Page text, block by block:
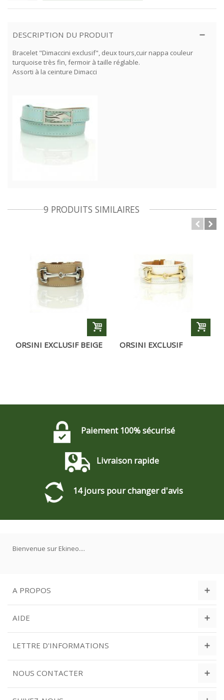
DESCRIPTION DU PRODUIT
Bracelet "Dimaccini exclusif", deux tours,cuir nappa couleur
turquoise très fin, fermoir à taille réglable.
Assorti à la ceinture Dimacci
9 PRODUITS SIMILAIRES
ORSINI EXCLUSIF BEIGE
ORSINI EXCLUSIF
Paiement 100% sécurisé
Livraison rapide
14 jours pour changer d'avis
Bienvenue sur Ekineo....
A PROPOS
AIDE
LETTRE D'INFORMATIONS
NOUS CONTACTER